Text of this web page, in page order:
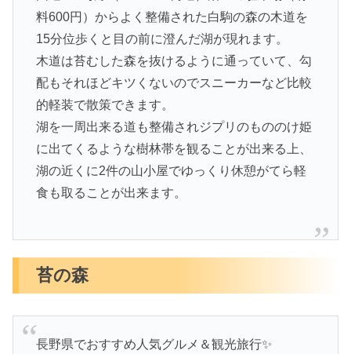
料600円）からよく整備された白駒の森の木道を
15分位歩くと目の前に澄んだ湖が現れます。
木道は苔むした森を抜けるように通っていて、勾
配もそれほどキツくないのでスニーカーなど比較
的軽装で散策できます。
湖を一周出来る道も整備されジプリのもののけ姫
に出てくるような樹林帯を観ることが出来る上、
湖の近くに2件の山小屋でゆっくり休憩がてら軽
食も取ることが出来ます。
苔の森
長野県でおすすめ人気グルメ＆観光旅行✨